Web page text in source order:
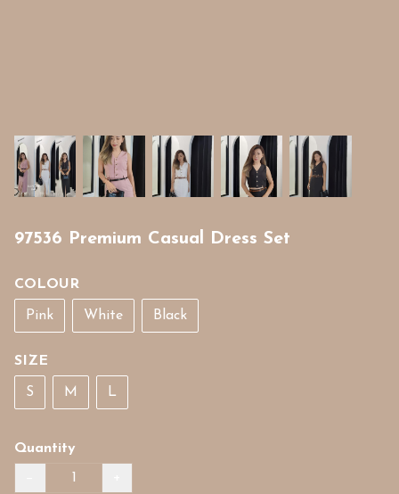
97536 Premium Casual Dress Set
COLOUR
Pink White Black
SIZE
S M L
Quantity